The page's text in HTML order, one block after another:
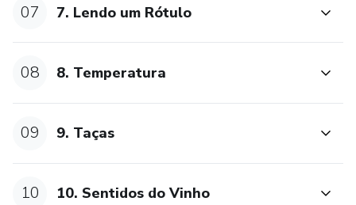
07 7. Lendo um Rótulo
08 8. Temperatura
09 9. Taças
10 10. Sentidos do Vinho